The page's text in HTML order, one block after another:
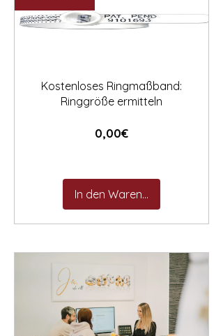
Kostenloses Ringmaßband:
Ringgröße ermitteln
0,00€Preis
In den Warenkorb